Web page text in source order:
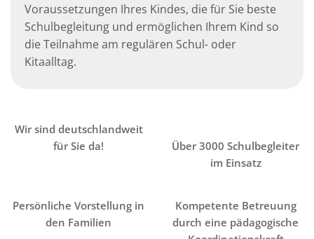
Voraussetzungen Ihres Kindes, die für Sie beste
Schulbegleitung und ermöglichen Ihrem Kind so
die Teilnahme am regulären Schul- oder
Kitaalltag.
Wir sind deutschlandweit
für Sie da!
Über 3000 Schulbegleiter
im Einsatz
Persönliche Vorstellung in
den Familien
Kompetente Betreuung
durch eine pädagogische